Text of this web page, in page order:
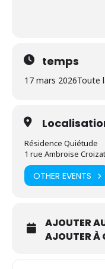
temps
17 mars 2026Toute
Résidence Quiétude
1 rue Ambroise
OTHER EVENTS
AJOUTER
AJOUTER À